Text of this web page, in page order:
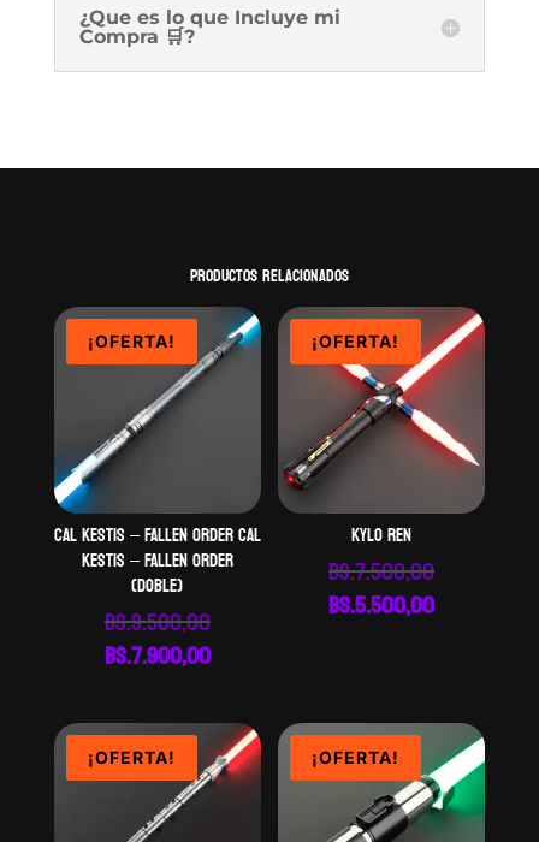
¿Que es lo que Incluye mi
Compra 🛒?
Productos relacionados
¡OFERTA!
CAL KESTIS – Fallen Order CAL
KESTIS – Fallen Order
(DOBLE)
Bs.9.500,00El
precio
era:
Bs.9.500,00.
Bs.7.900,00El
actual
es:
Bs.7.900,00.
¡OFERTA!
KYLO REN
Bs.7.500,00El
precio
Bs.5.500,00El
¡OFERTA! ¡OFERTA!